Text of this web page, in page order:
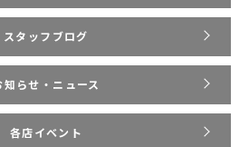
スタッフブログ
知らせ・ニュース
各店イベント